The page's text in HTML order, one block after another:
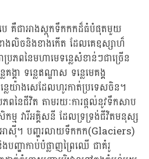
េ គឺជាអាងស្តុកទឹកកកដ៏ធំបំផុតមួយ
ងលិចនិងខាងកើត ដែលគេឧស្សាហ៏
ភពនៃមហាមេទន្លេសំខាន់ៗជាច្រើន
ង្គា ទន្លេឥណ្ឌាស ទន្លេមេគង្គ
លេយ៉ាងសេដែលហូរកាត់ប្រទេសចិន។
ពនៃជីវិត តាមរយៈការផ្តល់នូវទឹកសាប
ម្ម វារីអគ្គិសនី ដែលទ្រទ្រង់ជីវិតមនុស្ស
អាស៊ី។ បញ្ហរលាយទឹកកក(Glaciers)
ញ្ហាកាប់បំផ្លាញព្រៃឈើ ជាគំរូ